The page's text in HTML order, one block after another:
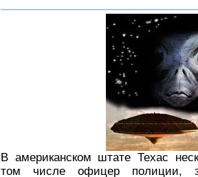
В американском штате Техас
том числе офицер полиции,